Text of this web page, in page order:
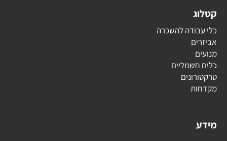
קטלוג
כלי עבודה להשכרה
אביזרים
מנועים
כלים חשמליים
טרקטורונים
מקדחות
מידע